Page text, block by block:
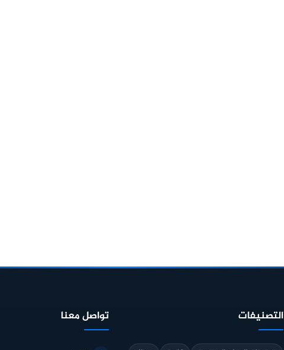
التصنيفات تواصل معنا